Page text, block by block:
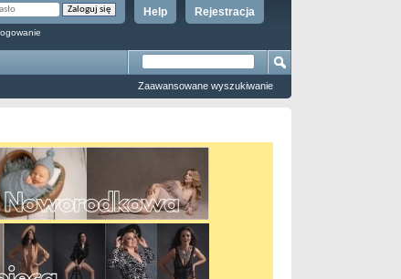
Rejestracja
Help
Zaawansowane wyszukiwanie